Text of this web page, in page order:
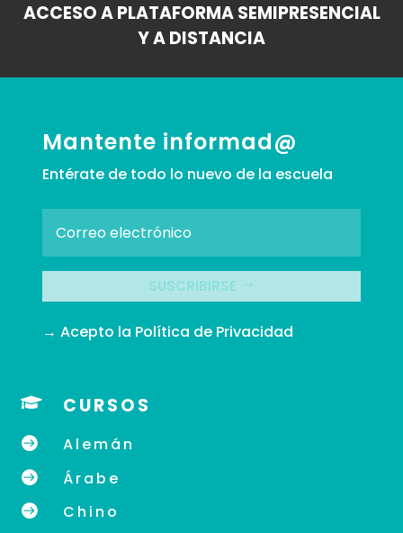
ACCESO A PLATAFORMA SEMIPRESENCIAL
Y A DISTANCIA
Mantente informad@
Entérate de todo lo nuevo de la escuela
SUSCRIBIRSE
→ Acepto la Política de Privacidad
 CURSOS
 Alemán
 Árabe
 Chino